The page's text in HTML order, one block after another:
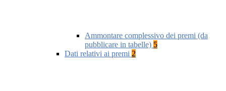
Ammontare complessivo dei premi (da
pubblicare in tabelle) 5
Dati relativi ai premi 2